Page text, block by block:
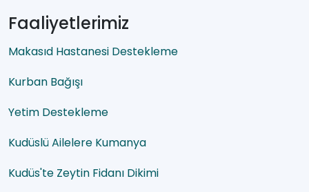
Faaliyetlerimiz
Makasıd Hastanesi Destekleme
Kurban Bağışı
Yetim Destekleme
Kudüslü Ailelere Kumanya
Kudüs'te Zeytin Fidanı Dikimi